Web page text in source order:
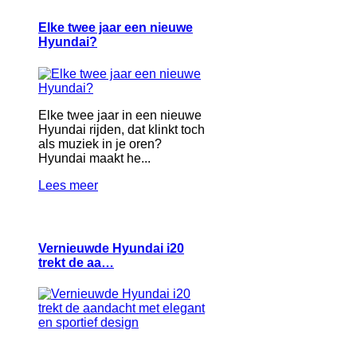
Elke twee jaar een nieuwe
Hyundai?
Elke twee jaar in een nieuwe
Hyundai rijden, dat klinkt toch
als muziek in je oren?
Hyundai maakt he...
Lees meer
Vernieuwde Hyundai i20
trekt de aa…